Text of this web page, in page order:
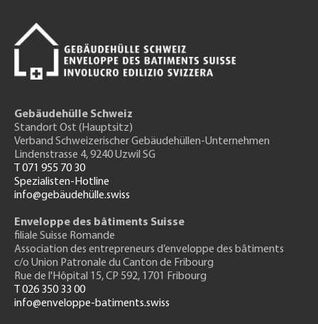
Gebäudehülle Schweiz
Standort Ost (Hauptsitz)
Verband Schweizerischer Gebäudehüllen-Unternehmen
Lindenstrasse 4, 9240 Uzwil SG
T 071 955 70 30
Spezialisten-Hotline
info@gebäudehülle.swiss
Enveloppe des bâtiments Suisse
filiale Suisse Romande
Association des entrepreneurs d’enveloppe des bâtiments
c/o Union Patronale du Canton de Fribourg
Rue de l'Hôpital 15, CP 592, 1701 Fribourg
T 026 350 33 00
info@enveloppe-batiments.swiss